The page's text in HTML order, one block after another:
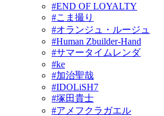
#END OF LOYALTY
#こま撮り
#オランジュ・ルージュ
#Human Zbuilder-Hand
#サマータイムレンダ
#ke
#加治聖哉
#IDOLiSH7
#塚田貴士
#アメフクラガエル